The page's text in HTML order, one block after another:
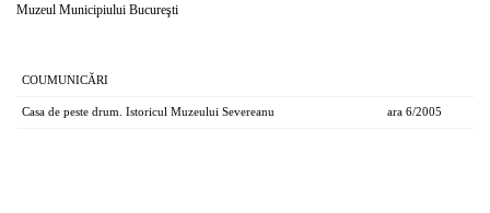
Muzeul Municipiului Bucureşti
COUMUNICĂRI
Casa de peste drum. Istoricul Muzeului Severeanu ara 6/2005